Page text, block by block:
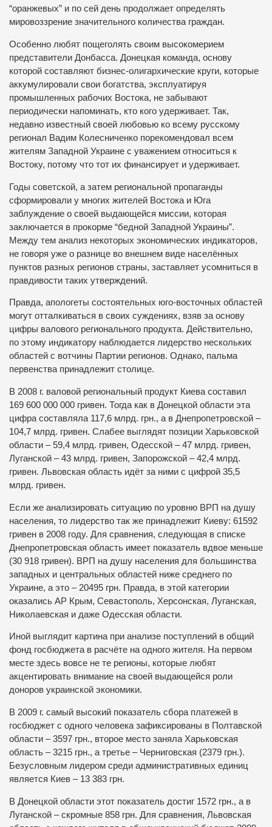
“оранжевых” и по сей день продолжает определять
мировоззрение значительного количества граждан.
Особенно любят пощеголять своим высокомерием
представители Донбасса. Донецкая команда, основу
которой составляют бизнес-олигархические круги, которые
аккумулировали свои богатства, эксплуатируя
промышленных рабочих Востока, не забывают
периодически напоминать, кто кого удерживает. Так,
недавно известный своей любовью ко всему русскому
регионал Вадим Колесниченко порекомендовал всем
жителям Западной Украине с уважением относиться к
Востоку, потому что тот их финансирует и удерживает.
Годы советской, а затем региональной пропаганды
сформировали у многих жителей Востока и Юга
заблуждение о своей выдающейся миссии, которая
заключается в прокорме “бедной Западной Украины”.
Между тем анализ некоторых экономических индикаторов,
не говоря уже о разнице во внешнем виде населённых
пунктов разных регионов страны, заставляет усомниться в
правдивости таких утверждений.
Правда, апологеты состоятельных юго-восточных областей
могут отталкиваться в своих суждениях, взяв за основу
цифры валового регионального продукта. Действительно,
по этому индикатору наблюдается лидерство нескольких
областей с вотчины Партии регионов. Однако, пальма
первенства принадлежит столице.
В 2008 г. валовой региональный продукт Киева составил
169 600 000 000 гривен. Тогда как в Донецкой области эта
цифра составляла 117,6 млрд. грн., а в Днепропетровской –
104,7 млрд. гривен. Слабее выглядят позиции Харьковской
области – 59,4 млрд. гривен, Одесской – 47 млрд. гривен,
Луганской – 43 млрд. гривен, Запорожской – 42,4 млрд.
гривен. Львовская область идёт за ними с цифрой 35,5
млрд. гривен.
Если же анализировать ситуацию по уровню ВРП на душу
населения, то лидерство так же принадлежит Киеву: 61592
гривен в 2008 году. Для сравнения, следующая в списке
Днепропетровская область имеет показатель вдвое меньше
(30 918 гривен). ВРП на душу населения для большинства
западных и центральных областей ниже среднего по
Украине, а это – 20495 грн. Правда, в этой категории
оказались АР Крым, Севастополь, Херсонская, Луганская,
Николаевская и даже Одесская области.
Иной выглядит картина при анализе поступлений в общий
фонд госбюджета в расчёте на одного жителя. На первом
месте здесь вовсе не те регионы, которые любят
акцентировать внимание на своей выдающейся роли
доноров украинской экономики.
В 2009 г. самый высокий показатель сбора платежей в
госбюджет с одного человека зафиксированы в Полтавской
области – 3597 грн., второе место заняла Харьковская
область – 3215 грн., а третье – Черниговская (2379 грн.).
Безусловным лидером среди административных единиц
является Киев – 13 383 грн.
В Донецкой области этот показатель достиг 1572 грн., а в
Луганской – скромные 858 грн. Для сравнения, Львовская